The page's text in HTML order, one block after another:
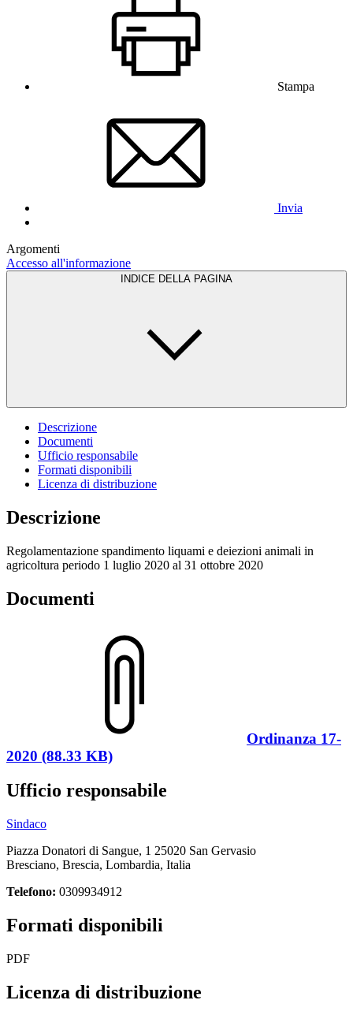
Stampa
Invia
Argomenti
Accesso all'informazione
INDICE DELLA PAGINA
Descrizione
Documenti
Ufficio responsabile
Formati disponibili
Licenza di distribuzione
Descrizione
Regolamentazione spandimento liquami e deiezioni animali in
agricoltura periodo 1 luglio 2020 al 31 ottobre 2020
Documenti
Ordinanza 17-
2020 (88.33 KB)
Ufficio responsabile
Sindaco
Piazza Donatori di Sangue, 1 25020 San Gervasio
Bresciano, Brescia, Lombardia, Italia
Telefono: 0309934912
Formati disponibili
PDF
Licenza di distribuzione